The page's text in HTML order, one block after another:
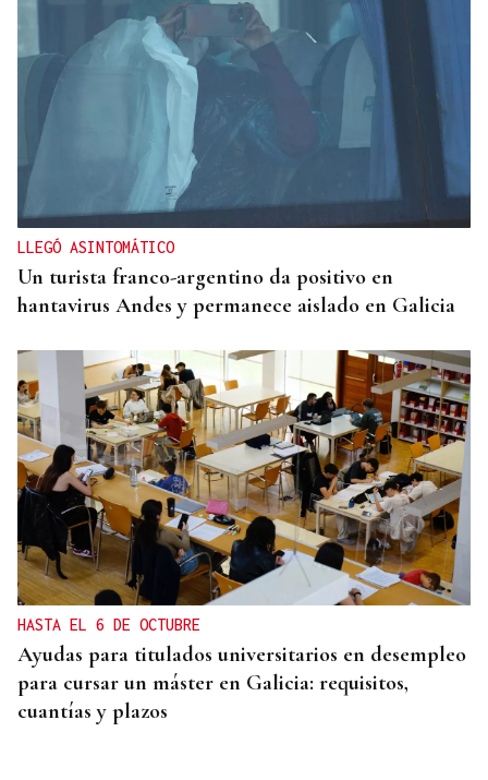
LLEGÓ ASINTOMÁTICO
Un turista franco-argentino da positivo en
hantavirus Andes y permanece aislado en Galicia
HASTA EL 6 DE OCTUBRE
Ayudas para titulados universitarios en desempleo
para cursar un máster en Galicia: requisitos,
cuantías y plazos